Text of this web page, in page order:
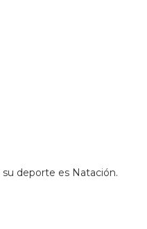
su deporte es Natación.